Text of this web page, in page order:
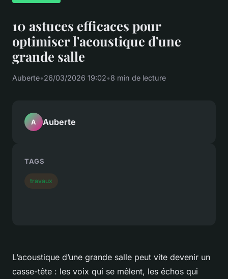
10 astuces efficaces pour
optimiser l'acoustique d'une
grande salle
Auberte•26/03/2026 19:02•8 min de lecture
L’acoustique d’une grande salle peut vite devenir un
casse-tête : les voix qui se mêlent, les échos qui
A Auberte
TAGS
travaux